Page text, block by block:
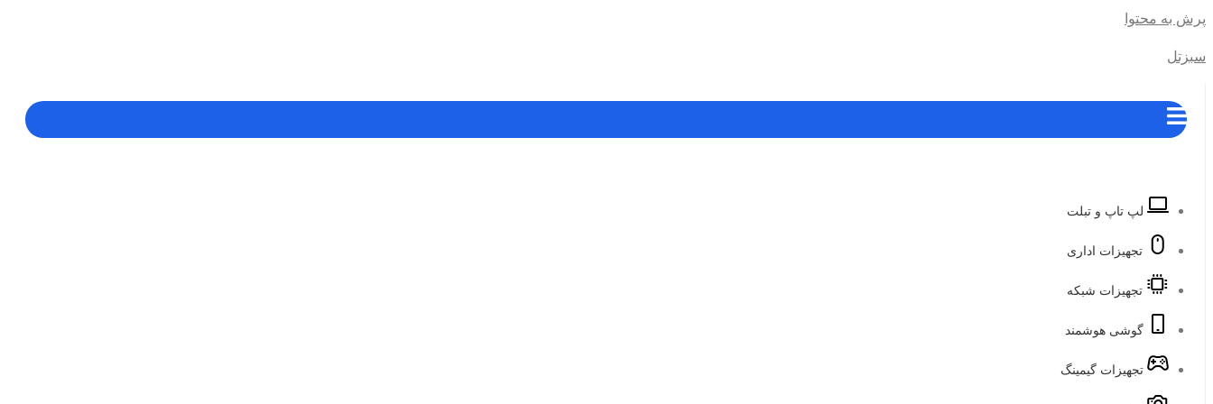
پرش به محتوا
سبزتل
لپ تاپ و تبلت
تجهیزات اداری
تجهیزات شبکه
گوشی هوشمند
تجهیزات گیمینگ